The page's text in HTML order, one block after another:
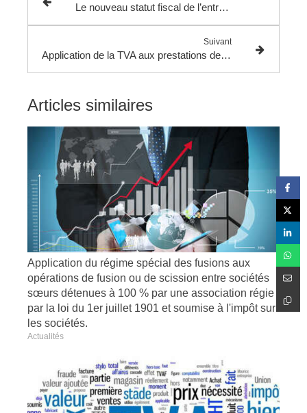
Le nouveau statut fiscal de l’entrepreneur individuel.
Suivant
Application de la TVA aux prestations de services dérivées d’un contrat d’assurance santé pour confirmer le diagnostic d’un assuré.
Articles similaires
Application du régime spécial des fusions aux
opérations de fusion ou de scission entre sociétés
sœurs détenues à 100 % par une association régie
par la loi du 1er juillet 1901 et soumise à l'impôt sur
les sociétés.
Actualités